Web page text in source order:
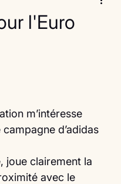
l'Euro
m’intéresse
d’adidas
joue clairement la
avec le